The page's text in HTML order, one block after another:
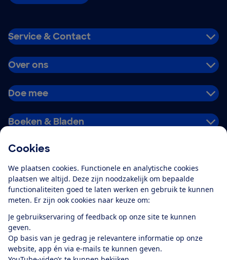
Cookies
We plaatsen cookies. Functionele en analytische cookies
plaatsen we altijd. Deze zijn noodzakelijk om bepaalde
functionaliteiten goed te laten werken en gebruik te kunnen
meten. Er zijn ook cookies naar keuze om:
Je gebruikservaring of feedback op onze site te kunnen
geven.
Op basis van je gedrag je relevantere informatie op onze
website, app én via e-mails te kunnen geven.
Service & Contact
Over ons
Doe mee
Boeken & Bladen
Alles over de
app
Algemene Voorwaarden
Privacyverklaring